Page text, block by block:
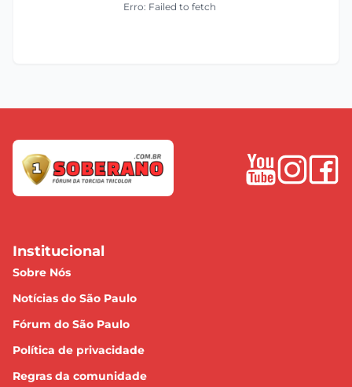
Erro: Failed to fetch
Institucional
Sobre Nós
Notícias do São Paulo
Fórum do São Paulo
Política de privacidade
Regras da comunidade